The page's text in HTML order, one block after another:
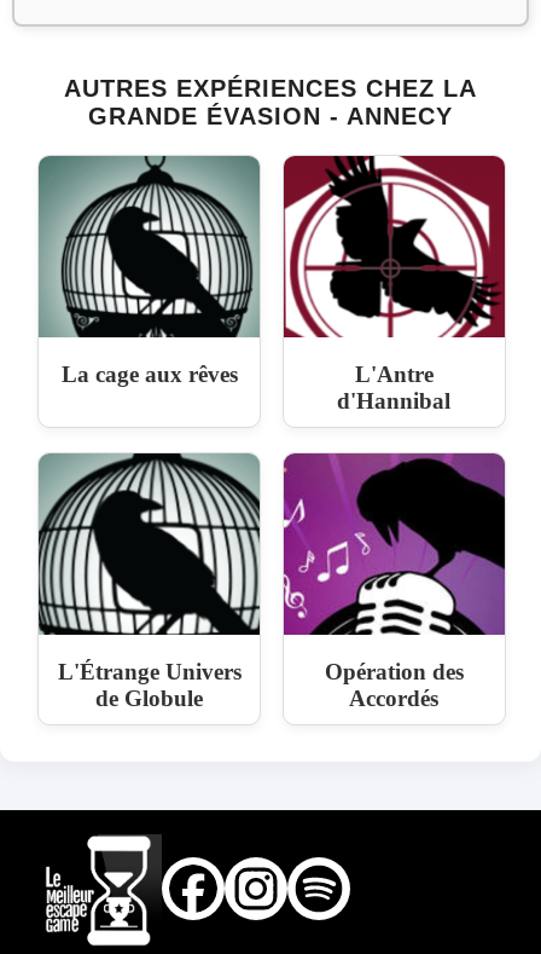
AUTRES EXPÉRIENCES CHEZ LA
GRANDE ÉVASION - ANNECY
La cage aux rêves
L'Antre
d'Hannibal
L'Étrange Univers
de Globule
Opération des
Accordés